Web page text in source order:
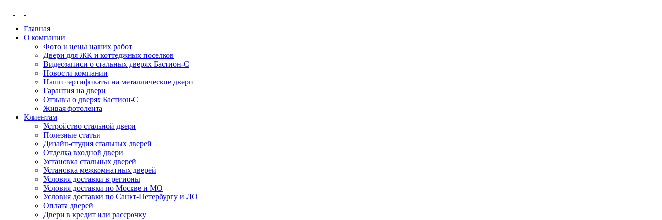
Главная
О компании
Фото и цены наших работ
Двери для ЖК и коттеджных поселков
Видеозаписи о стальных дверях Бастион-С
Новости компании
Наши сертификаты на металлические двери
Гарантия на двери
Отзывы о дверях Бастион-С
Живая фотолента
Клиентам
Устройство стальной двери
Полезные статьи
Дизайн-студия стальных дверей
Отделка входной двери
Установка стальных дверей
Установка межкомнатных дверей
Условия доставки в регионы
Условия доставки по Москве и МО
Условия доставки по Санкт-Петербургу и ЛО
Оплата дверей
Двери в кредит или рассрочку